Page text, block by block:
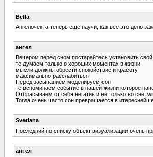
Bella
Ангелочек, а теперь еще научи, как все это дело
ангел
Вечером перед сном постарайтесь установить
те думаем только о хороших моментах в жизни
мысли должны обрести спокойствие и красоту
максимально расслабиться
Перед засыпанием моделируем сон
те вспоминаем событие в нашей жизни которое
Отбрасываем от себя негатив и не только во сне
Тогда очень часто сон превращается в
Svetlana
Последний по списку объект визуализации очень
ангел